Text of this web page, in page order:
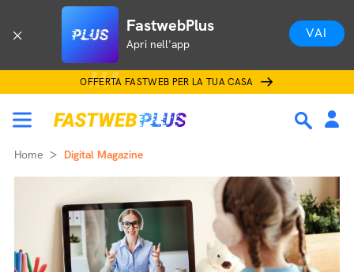
FastwebPlus
Apri nell'app
VAI
OFFERTA FASTWEB PER LA TUA CASA
Home Digital Magazine